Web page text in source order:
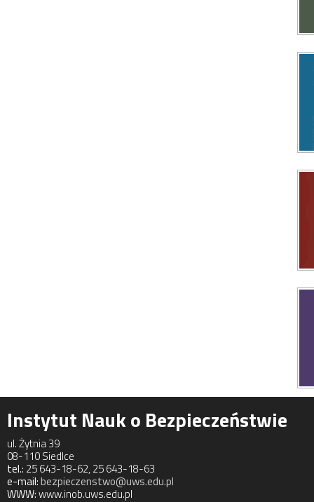
Instytut Nauk o Bezpieczeństwie
ul. Żytnia 39
08-110 Siedlce
tel.: 25 643-18-62, 25 643-18-63
e-mail:bezpieczenstwo@uws.edu.pl
WWW:www.inob.uws.edu.pl